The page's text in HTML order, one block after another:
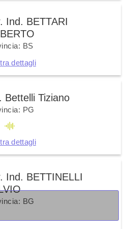
Ind. BETTARI
BS
dettagli
Bettelli Tiziano
PG
dettagli
Ind. BETTINELLI
BG